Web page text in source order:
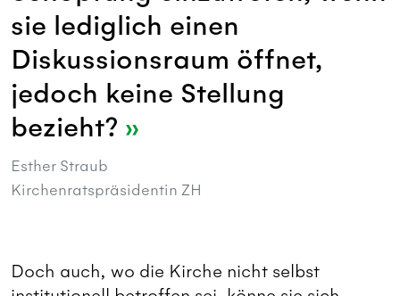
sie lediglich einen
Diskussionsraum öffnet,
jedoch keine Stellung
bezieht?
Esther Straub
Kirchenratspräsidentin ZH
Doch auch, wo die Kirche nicht selbst